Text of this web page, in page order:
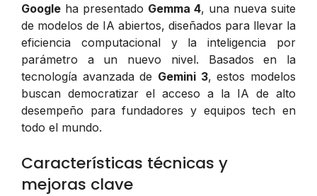
Google ha presentado Gemma 4, una nueva suite
de modelos de IA abiertos, diseñados para llevar la
eficiencia computacional y la inteligencia por
parámetro a un nuevo nivel. Basados en la
tecnología avanzada de Gemini 3, estos modelos
buscan democratizar el acceso a la IA de alto
desempeño para fundadores y equipos tech en
todo el mundo.
Características técnicas y
mejoras clave